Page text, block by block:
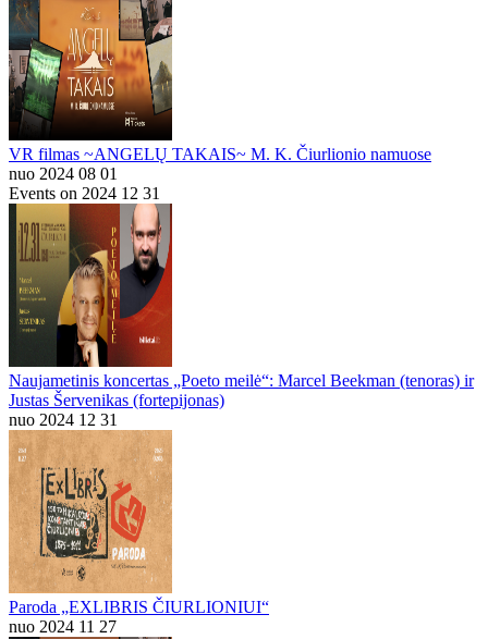
VR filmas ~ANGELŲ TAKAIS~ M. K. Čiurlionio namuose
nuo 2024 08 01
Events on 2024 12 31
Naujametinis koncertas „Poeto meilė“: Marcel Beekman (tenoras) ir
Justas Šervenikas (fortepijonas)
nuo 2024 12 31
Paroda „EXLIBRIS ČIURLIONIUI“
nuo 2024 11 27